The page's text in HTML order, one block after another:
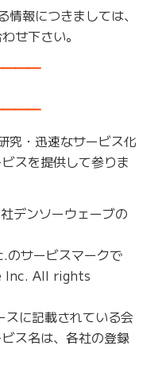
報につきましては、
せ下さい。
究・迅速なサービス化
スを提供して参りま
デンソーウェーブの
サービスマークで
Inc. All rights
に記載されている会
ス名は、各社の登録